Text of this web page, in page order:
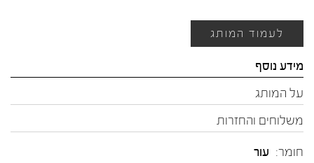
לעמוד המותג
מידע נוסף
על המותג
משלוחים והחזרות
חומר: עור